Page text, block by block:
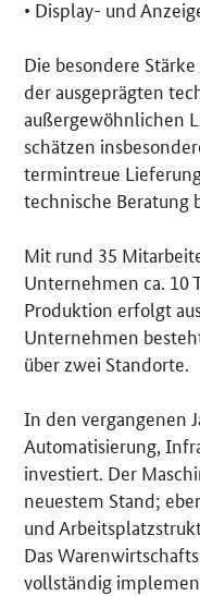
• Display- und
Die besondere
der ausgeprägten
außergewöhnlichen
schätzen
termintreue
technische Beratung
Mit rund 35
Unternehmen ca. 10
Produktion erfolgt
Unternehmen
über zwei Standorte.
In den vergangenen
Automatisierung,
investiert. Der
neuestem Stand;
und
Das
vollständig